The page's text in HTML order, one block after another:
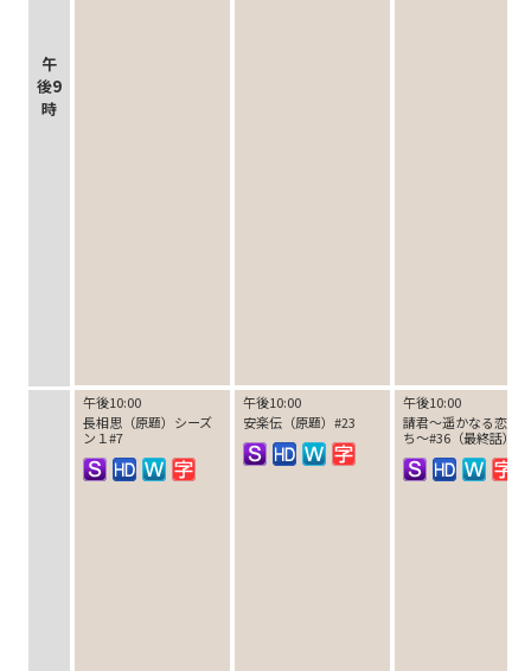
午
後9
時
午後10:00
長相思（原題）シーズ
ン１#7
午後10:00
安楽伝（原題）#23
午後10:00
請君～遥かなる恋人
ち～#36（最終話）